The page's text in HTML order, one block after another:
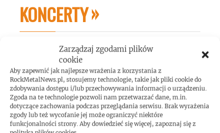
Zarządzaj zgodami plików
cookie
Aby zapewnić jak najlepsze wrażenia z korzystania z
RockMetalNews.pl, stosujemy technologie, takie jak pliki cookie do
zdobywania dostępu i/lub przechowywania informacji o urządzeniu.
Zgoda na te technologie pozwoli nam przetwarzać dane, m.in.
dotyczące zachowania podczas przeglądania serwisu. Brak wyrażenia
zgody lub też wycofanie jej może ograniczyć niektóre
funkcjonalności strony. Aby dowiedzieć się więcej, zapoznaj się z
KONCERTY
Cock Sparrer na koncercie w Polsce!